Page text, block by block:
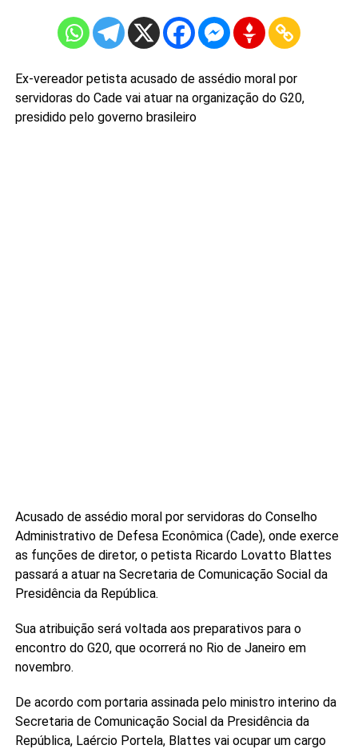
Ex-vereador petista acusado de assédio moral por
servidoras do Cade vai atuar na organização do G20,
presidido pelo governo brasileiro
Acusado de assédio moral por servidoras do Conselho
Administrativo de Defesa Econômica (Cade), onde exerce
as funções de diretor, o petista Ricardo Lovatto Blattes
passará a atuar na Secretaria de Comunicação Social da
Presidência da República.
Sua atribuição será voltada aos preparativos para o
encontro do G20, que ocorrerá no Rio de Janeiro em
novembro.
De acordo com portaria assinada pelo ministro interino da
Secretaria de Comunicação Social da Presidência da
República, Laércio Portela, Blattes vai ocupar um cargo